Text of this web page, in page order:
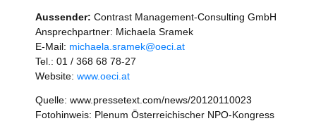
Aussender: Contrast Management-Consulting GmbH
Ansprechpartner: Michaela Sramek
E-Mail: michaela.sramek@oeci.at
Tel.: 01 / 368 68 78-27
Website: www.oeci.at
Quelle: www.pressetext.com/news/20120110023
Fotohinweis: Plenum Österreichischer NPO-Kongress